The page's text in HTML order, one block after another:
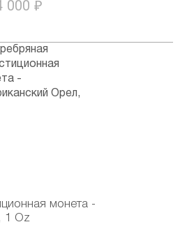
000 ₽
монета -
1 Oz